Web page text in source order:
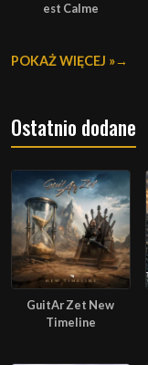
est Calme
POKAŻ WIĘCEJ »
Ostatnio dodane
GuitAr Zet New
Timeline